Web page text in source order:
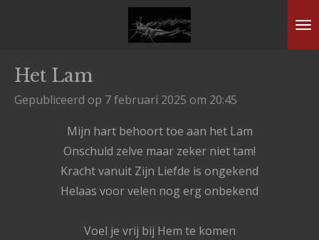
de
hoofdinhoud
Het Lam
Gepubliceerd op 7 februari 2025 om 20:45
Mijn hart behoort toe aan het Lam
Onschuld zelve maar zeker niet tam!
Kracht vanuit Zijn Liefde is ongekend
Helaas voor velen nog erg onbekend
Voel je vrij bij Hem te komen